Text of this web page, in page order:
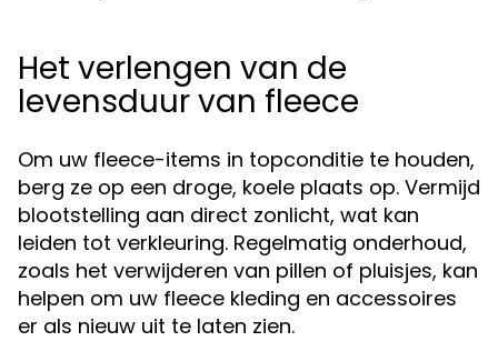
Het verlengen van de
levensduur van fleece
Om uw fleece-items in topconditie te houden,
berg ze op een droge, koele plaats op. Vermijd
blootstelling aan direct zonlicht, wat kan
leiden tot verkleuring. Regelmatig onderhoud,
zoals het verwijderen van pillen of pluisjes, kan
helpen om uw fleece kleding en accessoires
er als nieuw uit te laten zien.